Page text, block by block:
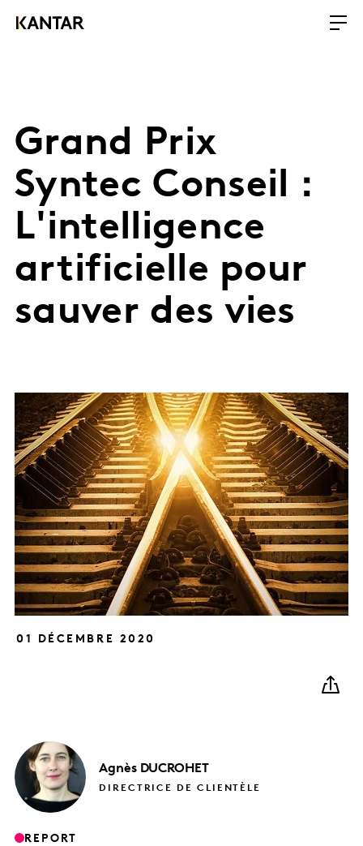
Grand Prix
Syntec Conseil :
L'intelligence
artificielle pour
sauver des vies
01 DÉCEMBRE 2020
Agnès DUCROHET
DIRECTRICE DE CLIENTÈLE
REPORT